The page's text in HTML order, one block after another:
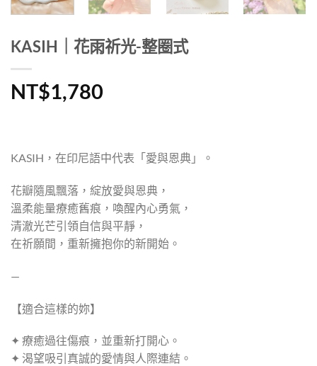
KASIH｜花雨祈光-整圈式
NT$1,780
KASIH，在印尼語中代表「愛與恩典」。
花瓣隨風飄落，綻放愛與恩典，
溫柔能量療癒舊痕，喚醒內心勇氣，
清澈光芒引領自信與平靜，
在祈願間，重新擁抱你的新開始。
—
【適合這樣的妳】
✦ 療癒過往傷痕，並重新打開心。
✦ 渴望吸引真誠的愛情與人際連結。